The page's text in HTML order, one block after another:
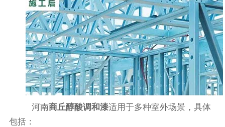
河南商丘醇酸调和漆适用于多种室外场景，具体
包括：